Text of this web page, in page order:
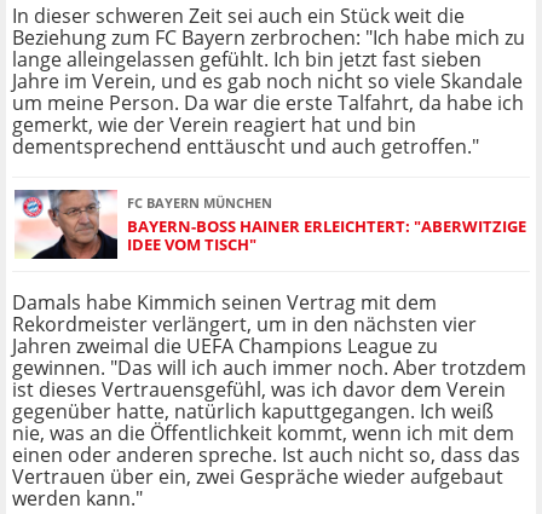
In dieser schweren Zeit sei auch ein Stück weit die
Beziehung zum FC Bayern zerbrochen: "Ich habe mich zu
lange alleingelassen gefühlt. Ich bin jetzt fast sieben
Jahre im Verein, und es gab noch nicht so viele Skandale
um meine Person. Da war die erste Talfahrt, da habe ich
gemerkt, wie der Verein reagiert hat und bin
dementsprechend enttäuscht und auch getroffen."
FC BAYERN MÜNCHEN
BAYERN-BOSS HAINER ERLEICHTERT: "ABERWITZIGE
IDEE VOM TISCH"
Damals habe Kimmich seinen Vertrag mit dem
Rekordmeister verlängert, um in den nächsten vier
Jahren zweimal die UEFA Champions League zu
gewinnen. "Das will ich auch immer noch. Aber trotzdem
ist dieses Vertrauensgefühl, was ich davor dem Verein
gegenüber hatte, natürlich kaputtgegangen. Ich weiß
nie, was an die Öffentlichkeit kommt, wenn ich mit dem
einen oder anderen spreche. Ist auch nicht so, dass das
Vertrauen über ein, zwei Gespräche wieder aufgebaut
werden kann."